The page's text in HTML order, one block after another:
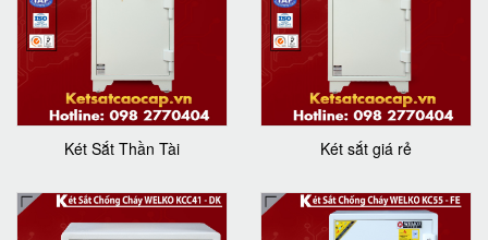
Két Sắt Thần Tài Két sắt giá rẻ